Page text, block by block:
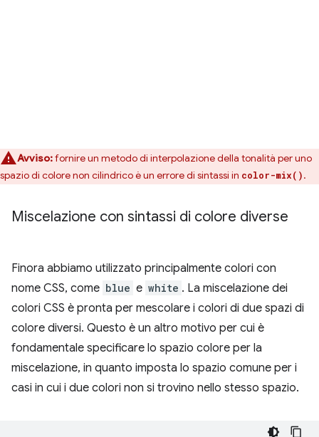
Avviso:fornire un metodo di interpolazione della tonalità per uno
spazio di colore non cilindrico è un errore di sintassi in color-mix().
Miscelazione con sintassi di colore diverse
Finora abbiamo utilizzato principalmente colori con
nome CSS, come blue e white . La miscelazione dei
colori CSS è pronta per mescolare i colori di due spazi di
colore diversi. Questo è un altro motivo per cui è
fondamentale specificare lo spazio colore per la
miscelazione, in quanto imposta lo spazio comune per i
casi in cui i due colori non si trovino nello stesso spazio.